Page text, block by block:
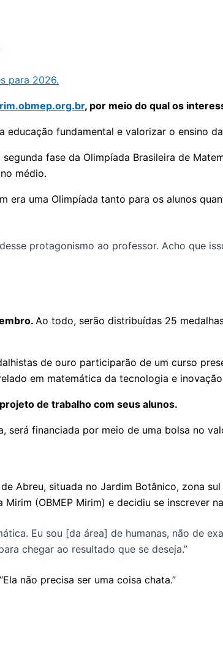
para 2026.
, por meio do qual os
fundamental e valorizar o ensino
fase da Olimpíada Brasileira de
médio.
era uma Olimpíada tanto para os alunos
protagonismo ao professor. Acho que
Ao todo, serão distribuídas 25
de ouro participarão de um curso
em matemática da tecnologia e
de trabalho com seus alunos.
financiada por meio de uma bolsa no
Abreu, situada no Jardim Botânico, zona
(OBMEP Mirim) e decidiu se inscrever
Eu sou [da área] de humanas, não de
chegar ao resultado que se deseja.”
não precisa ser uma coisa chata.”